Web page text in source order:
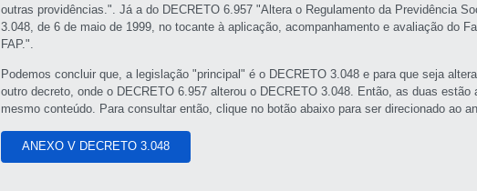
outras providências.". Já a do DECRETO 6.957 "Altera o Regulamento da Previdência
3.048, de 6 de maio de 1999, no tocante à aplicação, acompanhamento e avaliação do
FAP.".
Podemos concluir que, a legislação "principal" é o DECRETO 3.048 e para que seja
outro decreto, onde o DECRETO 6.957 alterou o DECRETO 3.048. Então, as duas
mesmo conteúdo. Para consultar então, clique no botão abaixo para ser direcionado ao
ANEXO V DECRETO 3.048